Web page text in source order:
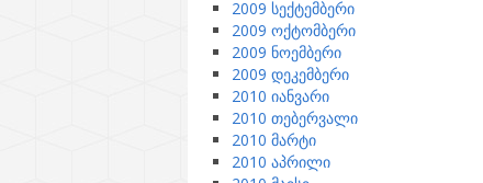
2009 სექტემბერი
2009 ოქტომბერი
2009 ნოემბერი
2009 დეკემბერი
2010 იანვარი
2010 თებერვალი
2010 მარტი
2010 აპრილი